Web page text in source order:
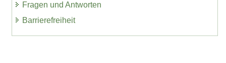
Fragen und Antworten
Barrierefreiheit